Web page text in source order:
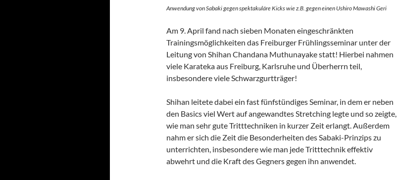
Anwendung von Sabaki gegen spektakuläre Kicks wie z.B. gegen einen Ushiro Mawashi Geri
Am 9. April fand nach sieben Monaten eingeschränkten
Trainingsmöglichkeiten das Freiburger Frühlingsseminar unter der
Leitung von Shihan Chandana Muthunayake statt! Hierbei nahmen
viele Karateka aus Freiburg, Karlsruhe und Überherrn teil,
insbesondere viele Schwarzgurtträger!
Shihan leitete dabei ein fast fünfstündiges Seminar, in dem er neben
den Basics viel Wert auf angewandtes Stretching legte und so zeigte,
wie man sehr gute Tritttechniken in kurzer Zeit erlangt. Außerdem
nahm er sich die Zeit die Besonderheiten des Sabaki-Prinzips zu
unterrichten, insbesondere wie man jede Tritttechnik effektiv
abwehrt und die Kraft des Gegners gegen ihn anwendet.